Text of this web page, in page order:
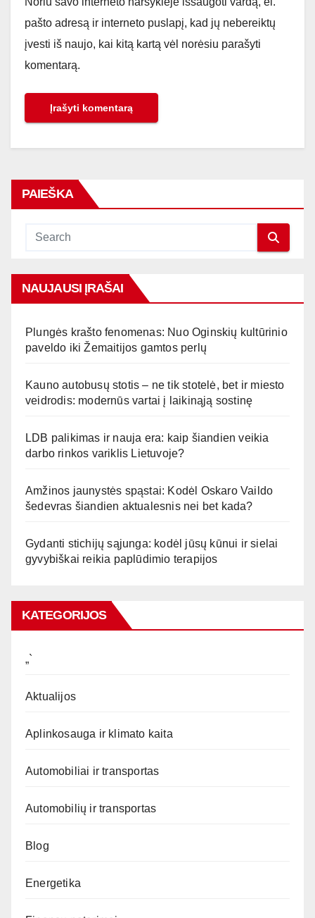
pašto adresą ir interneto puslapį, kad jų nebereiktų
įvesti iš naujo, kai kitą kartą vėl norėsiu parašyti
komentarą.
PAIEŠKA
NAUJAUSI ĮRAŠAI
Plungės krašto fenomenas: Nuo Oginskių kultūrinio
paveldo iki Žemaitijos gamtos perlų
Kauno autobusų stotis – ne tik stotelė, bet ir miesto
veidrodis: modernūs vartai į laikinąją sostinę
LDB palikimas ir nauja era: kaip šiandien veikia
darbo rinkos variklis Lietuvoje?
Amžinos jaunystės spąstai: Kodėl Oskaro Vaildo
šedevras šiandien aktualesnis nei bet kada?
Gydanti stichijų sąjunga: kodėl jūsų kūnui ir sielai
gyvybiškai reikia paplūdimio terapijos
KATEGORIJOS
„`
Aktualijos
Aplinkosauga ir klimato kaita
Automobiliai ir transportas
Automobilių ir transportas
Blog
Energetika